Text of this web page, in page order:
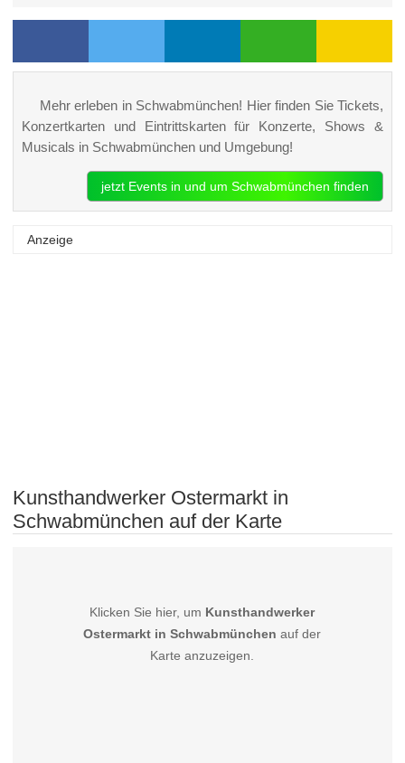
Mehr erleben in Schwabmünchen! Hier finden Sie Tickets,
Konzertkarten und Eintrittskarten für Konzerte, Shows &
Musicals in Schwabmünchen und Umgebung!
jetzt Events in und um Schwabmünchen finden
Anzeige
Kunsthandwerker Ostermarkt in
Schwabmünchen auf der Karte
Klicken Sie hier, um Kunsthandwerker
Ostermarkt in Schwabmünchen auf der
Karte anzuzeigen.